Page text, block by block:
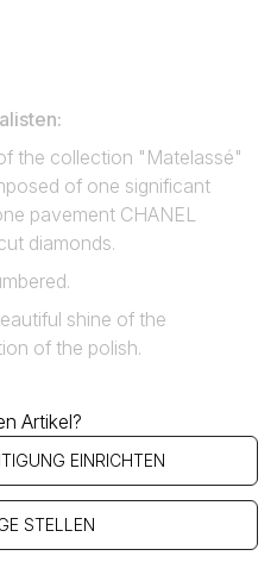
the collection "Matelassé"
of one significant
pavement CHANEL
diamonds.
shine of the
of the polish.
Artikel?
EINRICHTEN
STELLEN